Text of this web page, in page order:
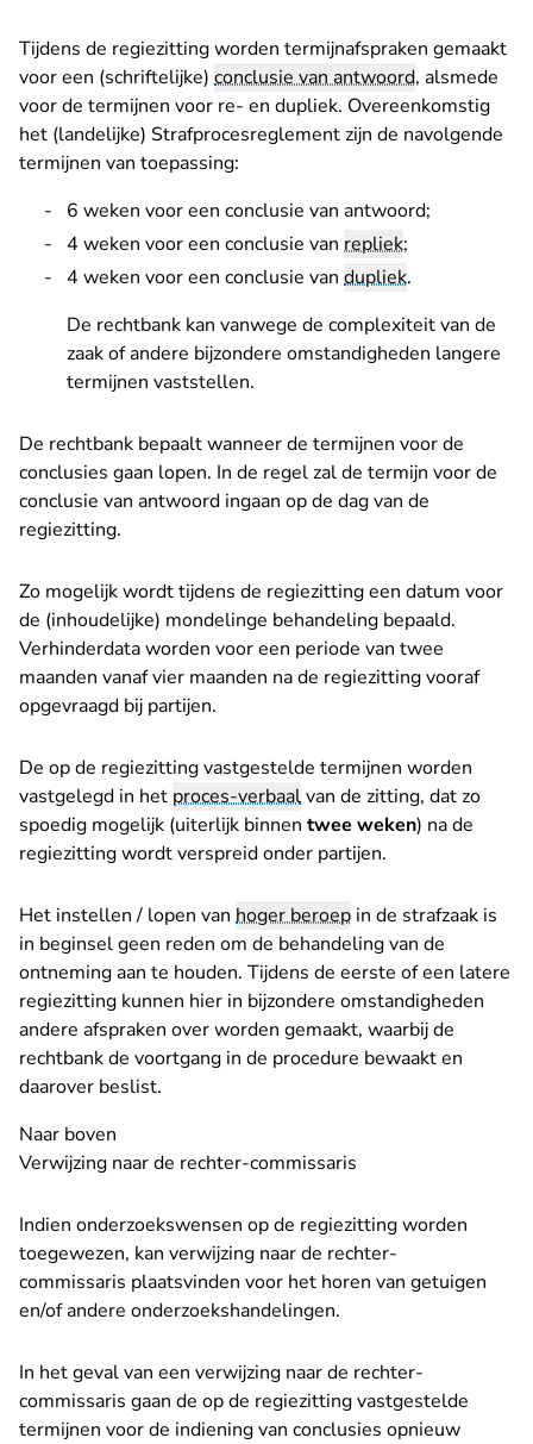
Tijdens de regiezitting worden termijnafspraken gemaakt
voor een (schriftelijke) conclusie van antwoord, alsmede
voor de termijnen voor re- en dupliek. Overeenkomstig
het (landelijke) Strafprocesreglement zijn de navolgende
termijnen van toepassing:
6 weken voor een conclusie van antwoord;
4 weken voor een conclusie van repliek;
4 weken voor een conclusie van dupliek.
De rechtbank kan vanwege de complexiteit van de
zaak of andere bijzondere omstandigheden langere
termijnen vaststellen.
De rechtbank bepaalt wanneer de termijnen voor de
conclusies gaan lopen. In de regel zal de termijn voor de
conclusie van antwoord ingaan op de dag van de
regiezitting.
Zo mogelijk wordt tijdens de regiezitting een datum voor
de (inhoudelijke) mondelinge behandeling bepaald.
Verhinderdata worden voor een periode van twee
maanden vanaf vier maanden na de regiezitting vooraf
opgevraagd bij partijen.
De op de regiezitting vastgestelde termijnen worden
vastgelegd in het proces-verbaalvan de zitting, dat zo
spoedig mogelijk (uiterlijk binnen twee weken) na de
regiezitting wordt verspreid onder partijen.
Het instellen / lopen van hoger beroep in de strafzaak is
in beginsel geen reden om de behandeling van de
ontneming aan te houden. Tijdens de eerste of een latere
regiezitting kunnen hier in bijzondere omstandigheden
andere afspraken over worden gemaakt, waarbij de
rechtbank de voortgang in de procedure bewaakt en
daarover beslist.
Naar boven
Verwijzing naar de rechter-commissaris
Indien onderzoekswensen op de regiezitting worden
toegewezen, kan verwijzing naar de rechter-
commissaris plaatsvinden voor het horen van getuigen
en/of andere onderzoekshandelingen.
In het geval van een verwijzing naar de rechter-
commissaris gaan de op de regiezitting vastgestelde
termijnen voor de indiening van conclusies opnieuw